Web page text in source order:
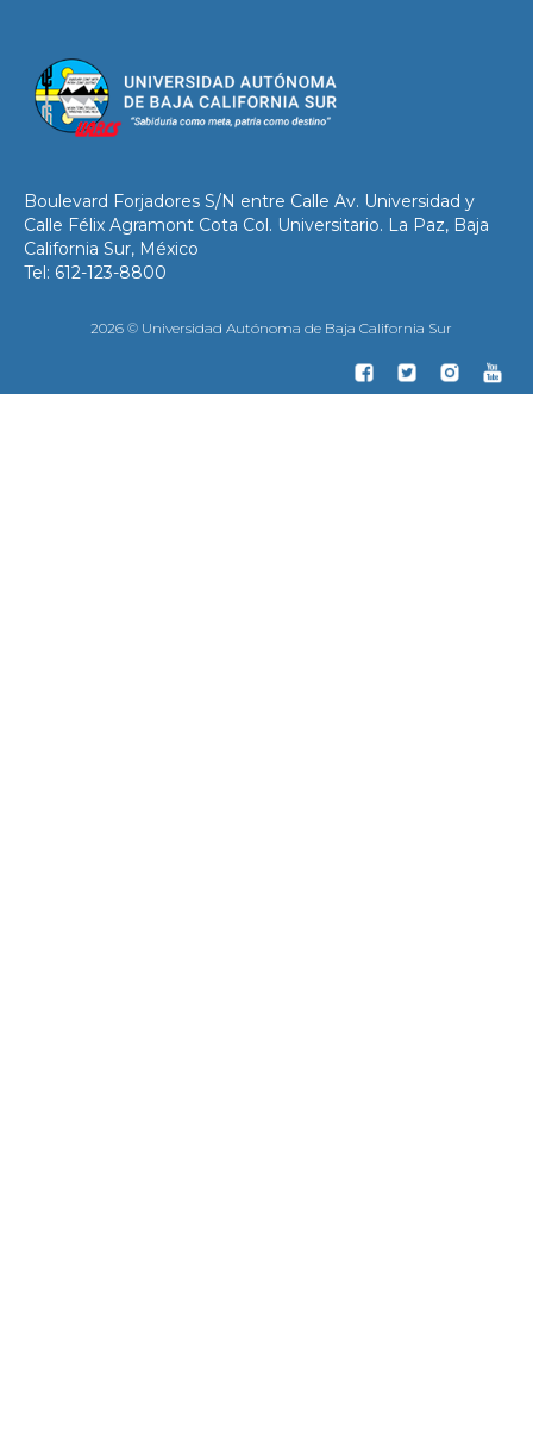
Boulevard Forjadores S/N entre Calle Av. Universidad y
Calle Félix Agramont Cota Col. Universitario. La Paz, Baja
California Sur, México
Tel: 612-123-8800
2026 © Universidad Autónoma de Baja California Sur